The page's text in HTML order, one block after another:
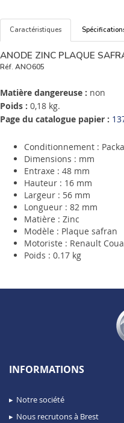
Caractéristiques
ANODE ZINC PLAQUE
Réf. ANO605
Matière dangereuse : non
Poids : 0,18 kg.
Page du catalogue papier :
Conditionnement :
Dimensions : mm
Entraxe : 48 mm
Hauteur : 16 mm
Largeur : 56 mm
Longueur : 82 mm
Matière : Zinc
Modèle : Plaque safran
Motoriste : Renault
Poids : 0.17 kg
INFORMATIONS
Notre société
Nous recrutons à Brest